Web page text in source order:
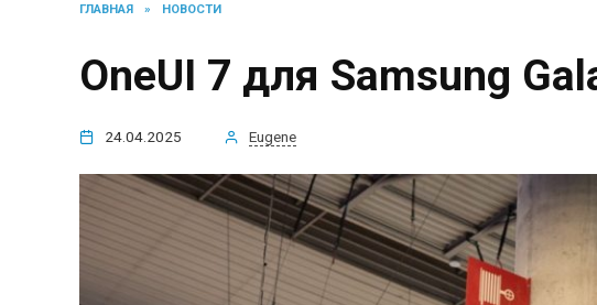
ГЛАВНАЯ » НОВОСТИ
OneUI 7 для Samsung
24.04.2025 Eugene